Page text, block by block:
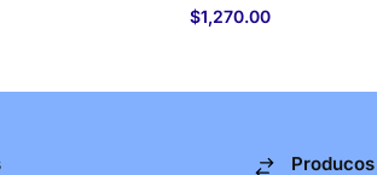
$1,270.00